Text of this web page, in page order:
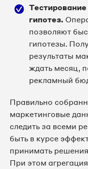
гипотез.
позволяют
гипотезы.
результаты
ждать месяц,
рекламный
Правильно
маркетинговые
следить за всеми
быть в курсе
принимать
При этом